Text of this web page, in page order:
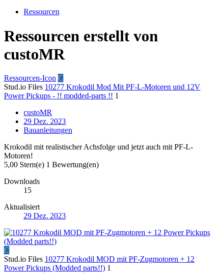
Ressourcen
Ressourcen erstellt von
custoMR
Ressourcen-Icon C
Stud.io Files 10277 Krokodil Mod Mit PF-L-Motoren und 12V
Power Pickups - !! modded-parts !! 1
custoMR
29 Dez. 2023
Bauanleitungen
Krokodil mit realistischer Achsfolge und jetzt auch mit PF-L-
Motoren!
5,00 Stern(e) 1 Bewertung(en)
Downloads
15
Aktualisiert
29 Dez. 2023
C
Stud.io Files 10277 Krokodil MOD mit PF-Zugmotoren + 12
Power Pickups (Modded parts!!) 1